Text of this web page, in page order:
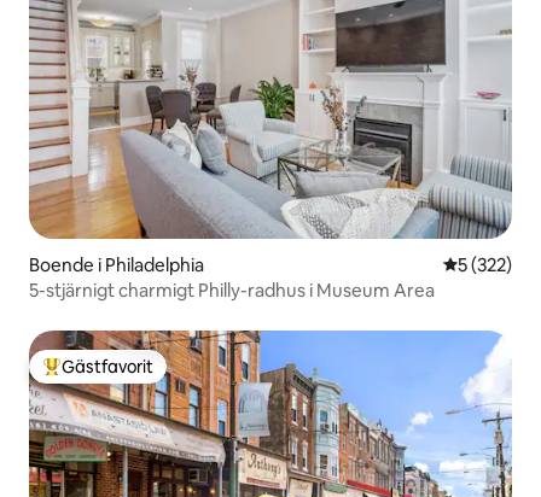
Boende i Philadelphia 5 av 5 i
5 (322)
5-stjärnigt charmigt Philly-radhus i Museum Area
Populär gästfavorit
Gästfavorit